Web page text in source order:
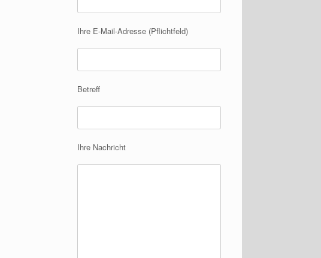
Ihre E-Mail-Adresse (Pflichtfeld)
Betreff
Ihre Nachricht